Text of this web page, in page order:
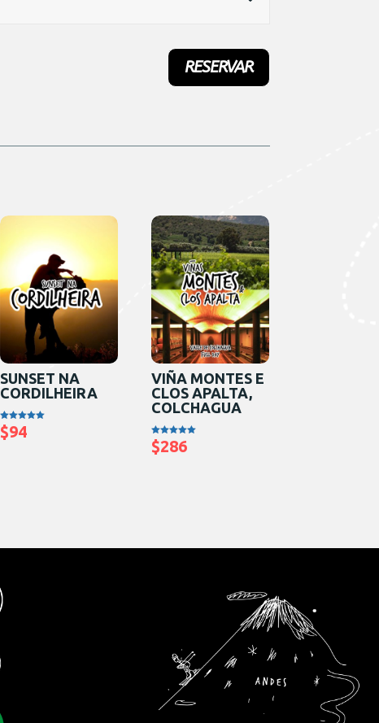
RESERVAR
SUNSET NA
CORDILHEIRA
Avaliação
5.00
$94
VIÑA MONTES E
CLOS APALTA,
COLCHAGUA
Avaliação
5.00
$286